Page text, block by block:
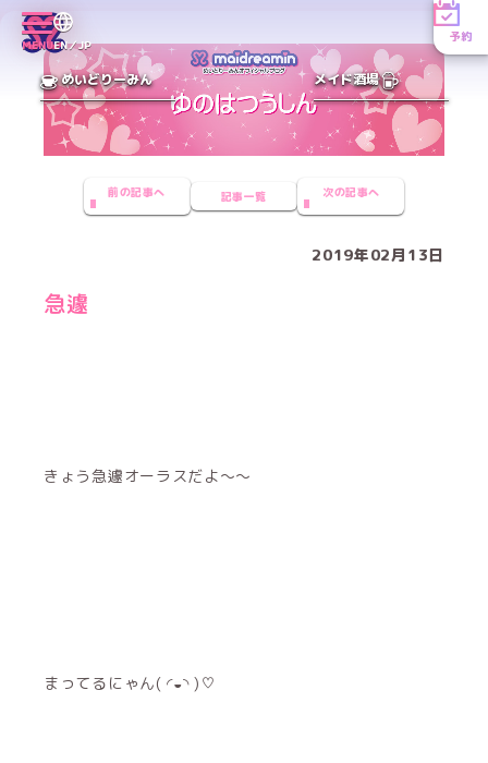
MENUEN／JP
予約
めいどりーみん メイド酒場
前の記事へ 記事一覧 次の記事へ
2019年02月13日
急遽
きょう急遽オーラスだよ〜〜
まってるにゃん( ◜◒◝ )♡